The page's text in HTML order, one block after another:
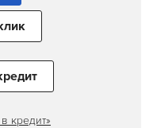
кредит»